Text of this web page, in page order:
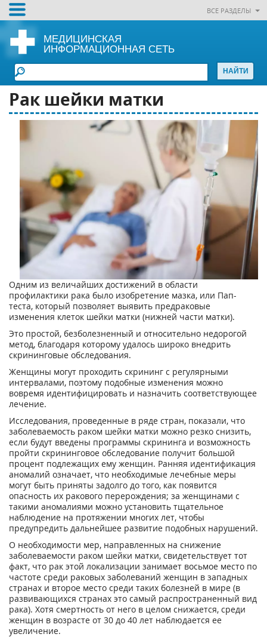
ВСЕ РАЗДЕЛЫ
МЕДИЦИНСКАЯ
ИНФОРМАЦИОННАЯ СЕТЬ
Рак шейки матки
Одним из величайших достижений в области
профилактики рака было изобретение мазка, или Пап-
теста, который позволяет выявить предраковые
изменения клеток шейки матки (нижней части матки).
Это простой, безболезненный и относительно недорогой
метод, благодаря которому удалось широко внедрить
скрининговые обследования.
Женщины могут проходить скрининг с регулярными
интервалами, поэтому подобные изменения можно
вовремя идентифицировать и назначить соответствующее
лечение.
Исследования, проведенные в ряде стран, показали, что
заболеваемость раком шейки матки можно резко снизить,
если будут введены программы скрининга и возможность
пройти скрининговое обследование получит большой
процент подлежащих ему женщин. Ранняя идентификация
аномалий означает, что необходимые лечебные меры
могут быть приняты задолго до того, как появится
опасность их ракового перерождения; за женщинами с
такими аномалиями можно установить тщательное
наблюдение на протяжении многих лет, чтобы
предупредить дальнейшее развитие подобных нарушений.
О необходимости мер, направленных на снижение
заболеваемости раком шейки матки, свидетельствует тот
факт, что рак этой локализации занимает восьмое место по
частоте среди раковых заболеваний женщин в западных
странах и второе место среди таких болезней в мире (в
развивающихся странах это самый распространенный вид
рака). Хотя смертность от него в целом снижается, среди
женщин в возрасте от 30 до 40 лет наблюдается ее
увеличение.